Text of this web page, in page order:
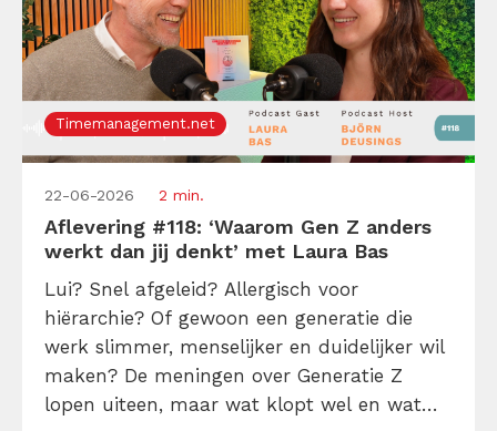
Timemanagement.net
22-06-2026 2 min.
Aflevering #118: ‘Waarom Gen Z anders
werkt dan jij denkt’ met Laura Bas
Lui? Snel afgeleid? Allergisch voor
hiërarchie? Of gewoon een generatie die
werk slimmer, menselijker en duidelijker wil
maken? De meningen over Generatie Z
lopen uiteen, maar wat klopt wel en wat